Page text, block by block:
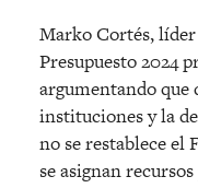
Marko Cortés,
Presupuesto 2024
argumentando que
instituciones y la
no se restablece el
se asignan